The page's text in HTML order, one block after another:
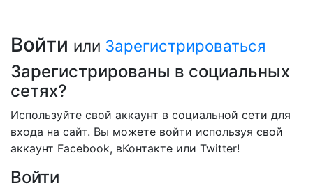
Войти или Зарегистрироваться
Зарегистрированы в социальных
сетях?
Используйте свой аккаунт в социальной сети для
входа на сайт. Вы можете войти используя свой
аккаунт Facebook, вКонтакте или Twitter!
Войти